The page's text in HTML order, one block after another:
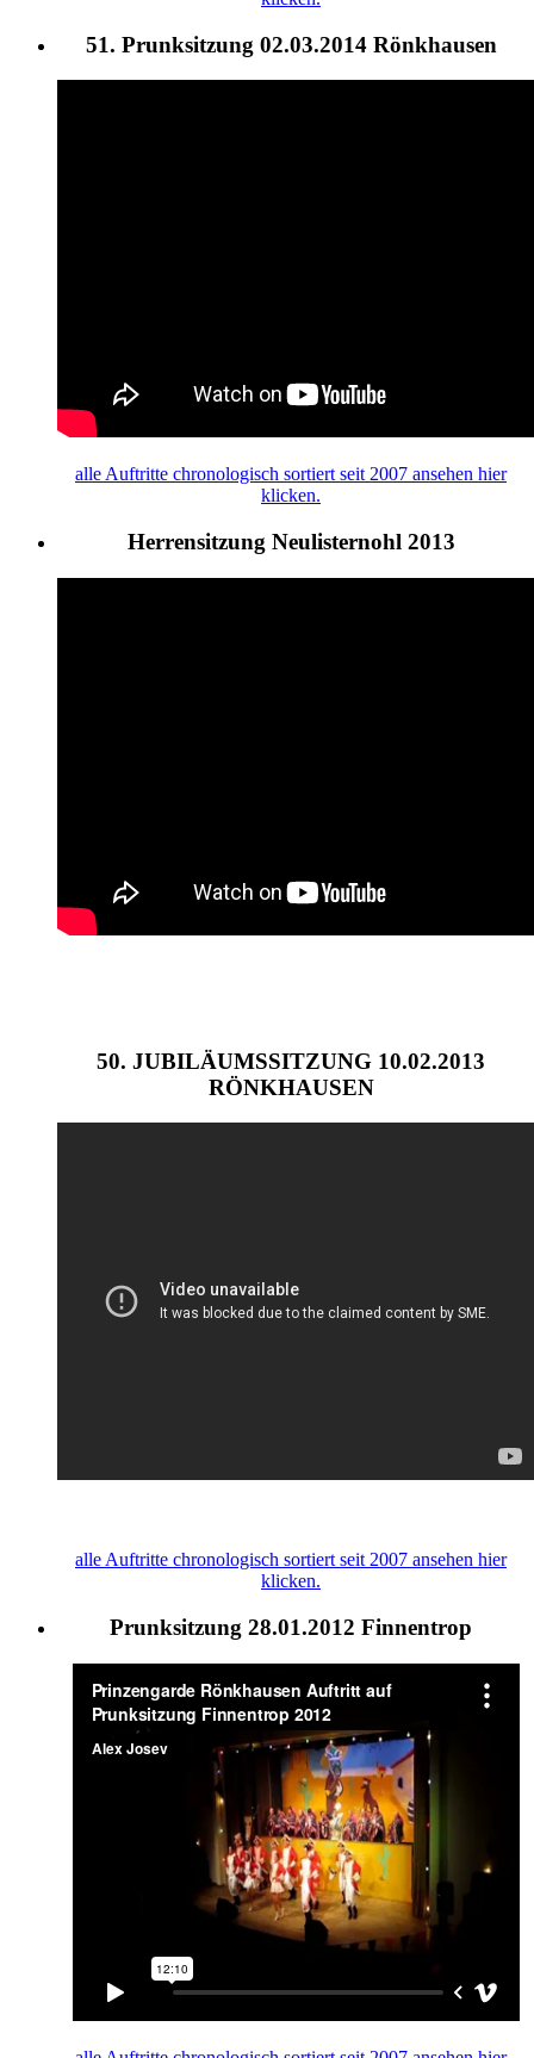
51. Prunksitzung 02.03.2014 Rönkhausen
alle Auftritte chronologisch sortiert seit 2007 ansehen hier
klicken.
Herrensitzung Neulisternohl 2013
50. JUBILÄUMSSITZUNG 10.02.2013
RÖNKHAUSEN
alle Auftritte chronologisch sortiert seit 2007 ansehen hier
klicken.
Prunksitzung 28.01.2012 Finnentrop